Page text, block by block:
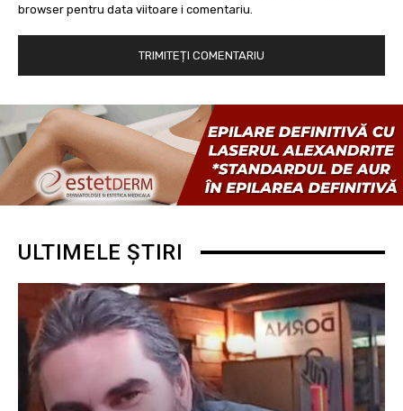
browser pentru data viitoare i comentariu.
ULTIMELE ȘTIRI